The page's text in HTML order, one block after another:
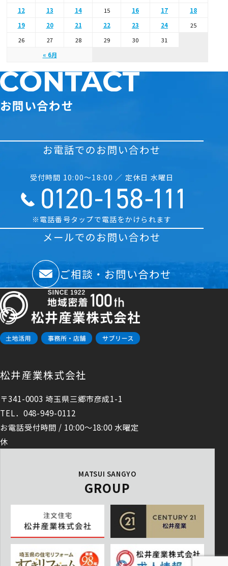
« 6月
12
13 14 15 16 17
18
19
20 21 22 23 24
25
26
27 28 29 30 31
お問い合わせ
お電話でのお問い合わせ
受付時間 10:00〜18:00 ／ 定休日 水曜日
※電話番号タップで電話をかけられます
メールでのお問い合わせ
ご相談・お問い合わせ
松井産業株式会社
〒341-0003 埼玉県三郷市彦成1-1
TEL．048-949-0112
お電話受付時間 / 10:00～18:00 水曜定
休
MATSUI SANGYO
GROUP